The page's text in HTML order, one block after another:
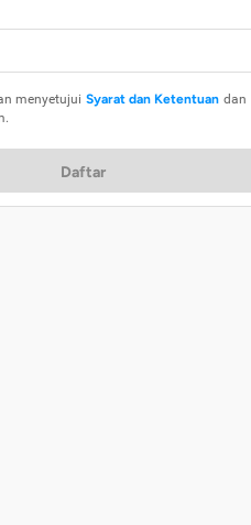
menyetujui Syarat dan Ketentuan dan
Daftar